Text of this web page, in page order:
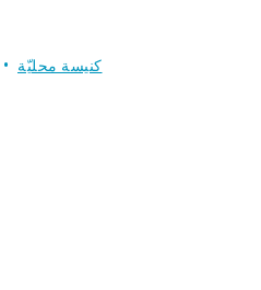
كنيسة محليّة